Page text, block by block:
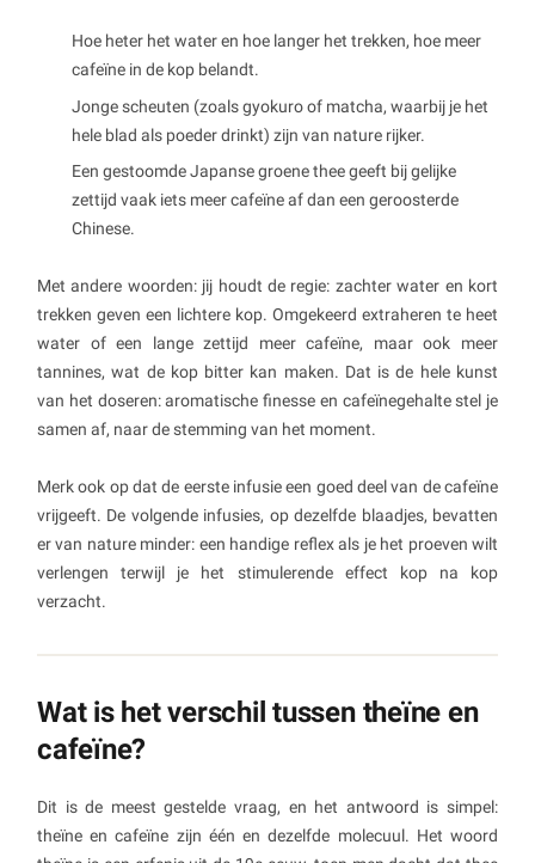
Hoe heter het water en hoe langer het trekken, hoe meer
cafeïne in de kop belandt.
Jonge scheuten (zoals gyokuro of matcha, waarbij je het
hele blad als poeder drinkt) zijn van nature rijker.
Een gestoomde Japanse groene thee geeft bij gelijke
zettijd vaak iets meer cafeïne af dan een geroosterde
Chinese.
Met andere woorden: jij houdt de regie: zachter water en kort
trekken geven een lichtere kop. Omgekeerd extraheren te heet
water of een lange zettijd meer cafeïne, maar ook meer
tannines, wat de kop bitter kan maken. Dat is de hele kunst
van het doseren: aromatische finesse en cafeïnegehalte stel je
samen af, naar de stemming van het moment.
Merk ook op dat de eerste infusie een goed deel van de cafeïne
vrijgeeft. De volgende infusies, op dezelfde blaadjes, bevatten
er van nature minder: een handige reflex als je het proeven wilt
verlengen terwijl je het stimulerende effect kop na kop
verzacht.
Wat is het verschil tussen theïne en
cafeïne?
Dit is de meest gestelde vraag, en het antwoord is simpel:
theïne en cafeïne zijn één en dezelfde molecuul. Het woord